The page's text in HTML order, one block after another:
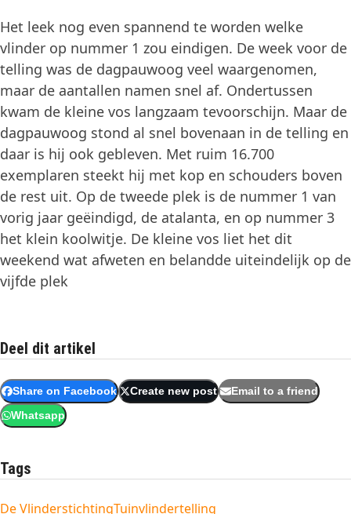
Het leek nog even spannend te worden welke
vlinder op nummer 1 zou eindigen. De week voor de
telling was de dagpauwoog veel waargenomen,
maar de aantallen namen snel af. Ondertussen
kwam de kleine vos langzaam tevoorschijn. Maar de
dagpauwoog stond al snel bovenaan in de telling en
daar is hij ook gebleven. Met ruim 16.700
exemplaren steekt hij met kop en schouders boven
de rest uit. Op de tweede plek is de nummer 1 van
vorig jaar geëindigd, de atalanta, en op nummer 3
het klein koolwitje. De kleine vos liet het dit
weekend wat afweten en belandde uiteindelijk op de
vijfde plek
Deel dit artikel
Share on Facebook Create new post Email to a friend
Whatsapp
Tags
De VlinderstichtingTuinvlindertelling